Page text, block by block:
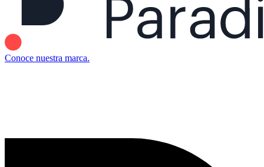
Conoce nuestra marca.